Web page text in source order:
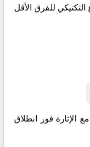
للفرق الأقل
فور انطلاق